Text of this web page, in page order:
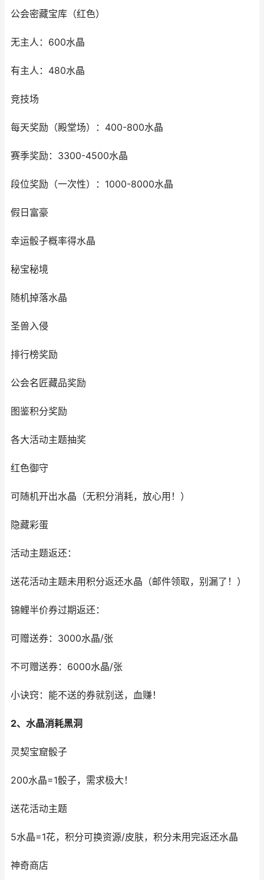
公会密藏宝库（红色）
无主人：600水晶
有主人：480水晶
竞技场
每天奖励（殿堂场）：400-800水晶
赛季奖励：3300-4500水晶
段位奖励（一次性）：1000-8000水晶
假日富豪
幸运骰子概率得水晶
秘宝秘境
随机掉落水晶
圣兽入侵
排行榜奖励
公会名匠藏品奖励
图鉴积分奖励
各大活动主题抽奖
红色御守
可随机开出水晶（无积分消耗，放心用！）
隐藏彩蛋
活动主题返还：
送花活动主题未用积分返还水晶（邮件领取，别漏了！）
锦鲤半价券过期返还：
可赠送券：3000水晶/张
不可赠送券：6000水晶/张
小诀窍：能不送的券就别送，血赚！
2、水晶消耗黑洞
灵契宝窟骰子
200水晶=1骰子，需求极大！
送花活动主题
5水晶=1花，积分可换资源/皮肤，积分未用完返还水晶
神奇商店